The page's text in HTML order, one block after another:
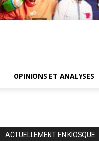
OPINIONS ET ANALYSES
ACTUELLEMENT EN KIOSQUE